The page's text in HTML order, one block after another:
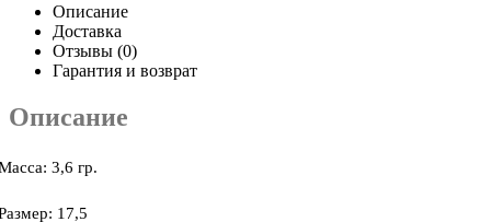
Описание
Доставка
Отзывы (0)
Гарантия и возврат
Описание
3,6 гр.
17,5